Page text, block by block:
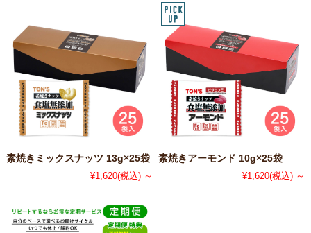
素焼きミックスナッツ 13g×25袋
¥1,620(税込) ～
素焼きアーモンド 10g×25袋
¥1,620(税込) ～